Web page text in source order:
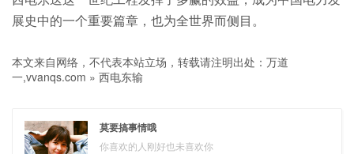
展史中的一个重要篇章，也为全世界而侧目。
本文来自网络，不代表本站立场，转载请注明出处： 万道
一,vvanqs.com » 西电东输
莫要搞事情哦
你喜欢的人刚好也未喜欢你